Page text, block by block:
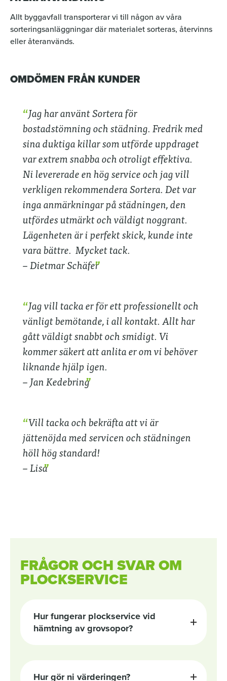
Allt byggavfall transporterar vi till någon av våra
sorteringsanläggningar där materialet sorteras, återvinns
eller återanvänds.
OMDÖMEN FRÅN KUNDER
Jag har använt Sortera för
bostadstömning och städning. Fredrik med
sina duktiga killar som utförde uppdraget
var extrem snabba och otroligt effektiva.
Ni levererade en hög service och jag vill
verkligen rekommendera Sortera. Det var
inga anmärkningar på städningen, den
utfördes utmärkt och väldigt noggrant.
Lägenheten är i perfekt skick, kunde inte
vara bättre. Mycket tack.
– Dietmar Schäfer
Jag vill tacka er för ett professionellt och
vänligt bemötande, i all kontakt. Allt har
gått väldigt snabbt och smidigt. Vi
kommer säkert att anlita er om vi behöver
liknande hjälp igen.
– Jan Kedebring
Vill tacka och bekräfta att vi är
jättenöjda med servicen och städningen
höll hög standard!
– Lisa
FRÅGOR OCH SVAR OM
PLOCKSERVICE
Hur fungerar plockservice vid
hämtning av grovsopor?
och grovavfall. Med åren har våra rutiner
Hur gör ni värderingen?